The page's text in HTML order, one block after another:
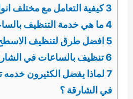
3 كيفية التعامل مع مختلف انواع الاسطح ؟
4 ما هي خدمة التنظيف بالساعات؟
5 افضل طرق لتنظيف الاسطح و الارضيات
6 تنظيف بالساعات في الشارقة
7 لماذا يفضل الكثيرون
في الشارقة ؟